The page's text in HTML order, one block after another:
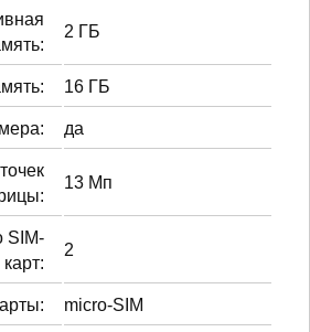
2 ГБ
16 ГБ
да
13 Мп
SIM-
карт:
2
micro-SIM